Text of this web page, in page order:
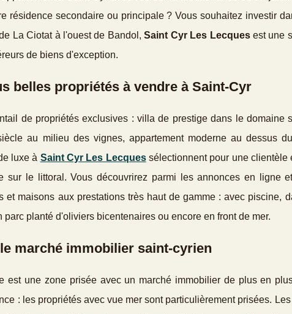
résidence secondaire ou principale ? Vous souhaitez investir
La Ciotat à l'ouest de Bandol,Saint Cyr Les Lecquesest une
de biens d'exception.
belles propriétés à vendre à Saint-Cyr
de propriétés exclusives : villa de prestige dans le domaine
au milieu des vignes, appartement moderne au dessus
luxe à Saint Cyr Les Lecquessélectionnent pour une clientèle
sur le littoral. Vous découvrirez parmi les annonces en ligne
et maisons aux prestations très haut de gamme : avec piscine,
planté d'oliviers bicentenaires ou encore en front de mer.
marché immobilier saint-cyrien
est une zone prisée avec un marché immobilier de plus en
: les propriétés avec vue mer sont particulièrement prisées.